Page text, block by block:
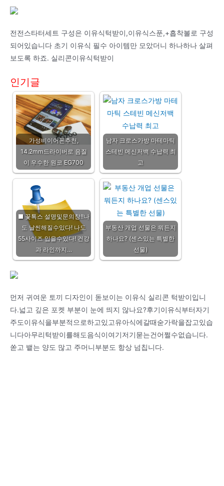
전전스타터세트 구성은 이유식턱받이,이유식스푼,+흡착볼로 구성
되어있습니다 초기 이유식 필수 아이템만 모았더니 하나하나 살펴
보도록 하죠. 실리콘이유식턱받이
인기글
가성비이어폰추천,
14.2mm드라이버로 음질
이 우수한 원코 EG700
남자 크로스가방 마테마틱
스테빈 메신저백 수납력 최
고
■ 꽃톡스 설명및문의창!!나
도 날씬해질수있다! 나도
55사이즈 입을수있다! 건강
과 라인까지…
부동산 개업 선물은 뭐든지
하나요? (센스있는 특별한
선물)
먼저 귀여운 토끼 디자인이 돋보이는 이유식 실리콘 턱받이입니
다.넓고 깊은 포켓 부분이 눈에 띄지 않나요?후기이유식부터자기
주도이유식을부분적으로하고있고유아식에갈때숟가락을잡고있습
니다아무리턱받이를해도음식이여기저기묻는건어쩔수없습니다.
쏟고 뱉는 양도 많고 주머니부분도 항상 넘칩니다.